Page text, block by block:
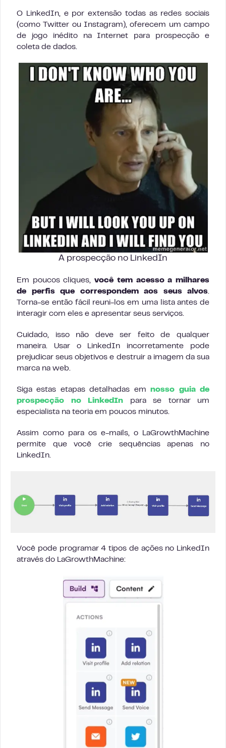
O LinkedIn, e por extensão todas as redes sociais
(como Twitter ou Instagram), oferecem um campo
de jogo inédito na Internet para prospecção e
coleta de dados.
A prospecção no LinkedIn
Em poucos cliques,você tem acesso a milhares
de perfis que correspondem aos seus alvos.
Torna-se então fácil reuni-los em uma lista antes de
interagir com eles e apresentar seus serviços.
Cuidado, isso não deve ser feito de qualquer
maneira. Usar o LinkedIn incorretamente pode
prejudicar seus objetivos e destruir a imagem da sua
marca na web.
Siga estas etapas detalhadas emnosso guia de
prospecção no LinkedIn para se tornar um
especialista na teoria em poucos minutos.
Assim como para os e-mails, o LaGrowthMachine
permite que você crie sequências apenas no
LinkedIn.
Você pode programar 4 tipos de ações no LinkedIn
através do LaGrowthMachine: